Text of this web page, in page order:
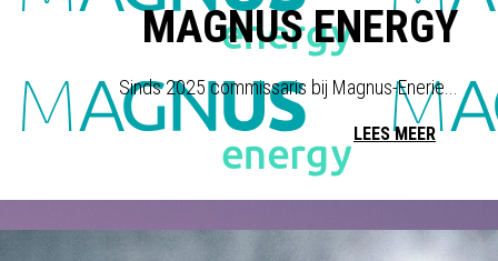
MAGNUS ENERGY
Sinds 2025 commissaris bij Magnus-Enerie...
LEES MEER